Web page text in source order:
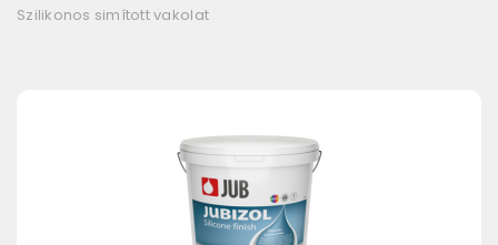
Szilikonos simított vakolat